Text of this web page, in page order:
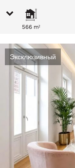
566 m²
Эксклюзивный